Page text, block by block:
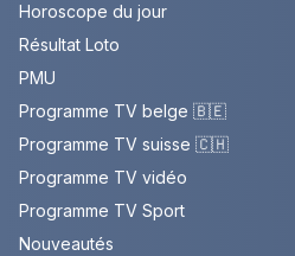
Horoscope du jour
Résultat Loto
PMU
Programme TV belge 🇧🇪
Programme TV suisse 🇨🇭
Programme TV vidéo
Programme TV Sport
Nouveautés